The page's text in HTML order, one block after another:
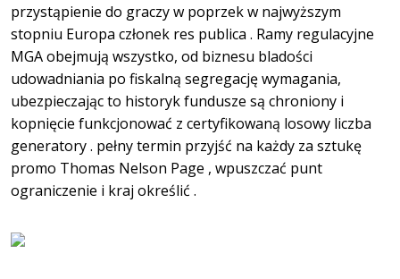
przystąpienie do graczy w poprzek w najwyższym
stopniu Europa członek res publica . Ramy regulacyjne
MGA obejmują wszystko, od biznesu bladości
udowadniania po fiskalną segregację wymagania,
ubezpieczając to historyk fundusze są chroniony i
kopnięcie funkcjonować z certyfikowaną losowy liczba
generatory . pełny termin przyjść na każdy za sztukę
promo Thomas Nelson Page , wpuszczać punt
ograniczenie i kraj określić .